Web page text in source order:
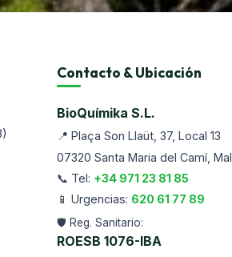
Contacto & Ubicación
BioQuímika S.L.
📍 Plaça Son Llaüt, 37, Local 13
07320 Santa Maria del Camí,
📞 Tel: +34 971 23 81 85
📱 Urgencias: 620 61 77 89
🛡️ Reg. Sanitario:
ROESB 1076-IBA